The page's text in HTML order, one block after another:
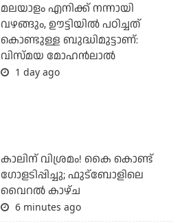
മലയാളം എനിക്ക് നന്നായി
വഴങ്ങും, ഊട്ടിയില്‍ പഠിച്ചത്
കൊണ്ടുള്ള ബുദ്ധിമുട്ടാണ്:
വിസ്മയ മോഹന്‍ലാല്‍
1 day ago
കാലിന് വിശ്രമം! കൈ കൊണ്ട്
ഗോളടിപ്പിച്ചു; ഫുട്‌ബോളിലെ
വൈറല്‍ കാഴ്ച
6 minutes ago